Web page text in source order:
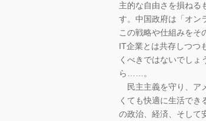
主的な自由さを損ねる
す。中国政府は「オン
この戦略や仕組みをそ
IT企業とは共存しつつ
くべきではないでし
ら……。
民主主義を守り、ア
くても快適に生活でき
の政治、経済、そして